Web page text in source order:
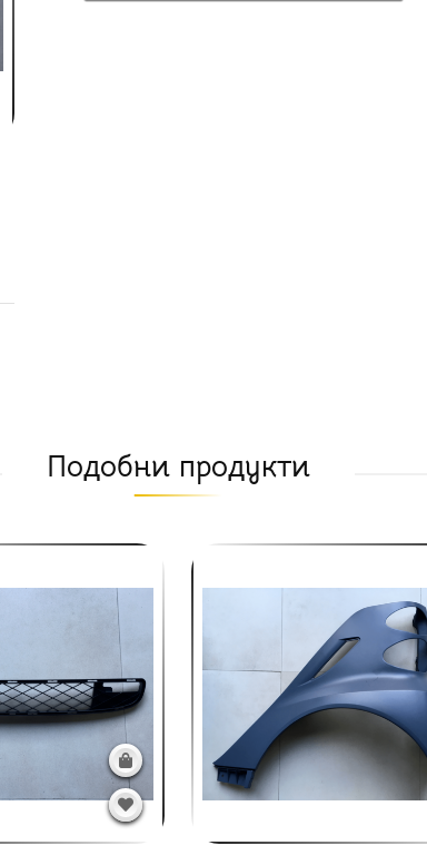
Подобни продукти